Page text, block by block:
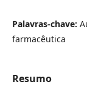
Palavras-chave:
farmacêutica
Resumo